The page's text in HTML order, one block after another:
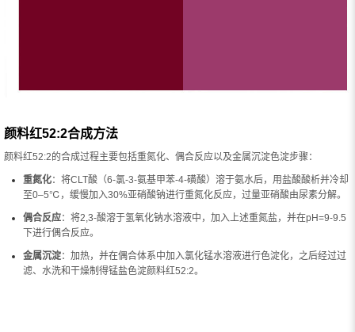
颜料红52:2合成方法
颜料红52:2的合成过程主要包括重氮化、偶合反应以及金属沉淀色淀步骤：
重氮化：将CLT酸（6-氯-3-氨基甲苯-4-磺酸）溶于氨水后，用盐酸酸析并冷却
至0–5℃，缓慢加入30%亚硝酸钠进行重氮化反应，过量亚硝酸由尿素分解。
偶合反应：将2,3-酸溶于氢氧化钠水溶液中，加入上述重氮盐，并在pH=9-9.5
下进行偶合反应。
金属沉淀：加热，并在偶合体系中加入氯化锰水溶液进行色淀化，之后经过过
滤、水洗和干燥制得锰盐色淀颜料红52:2。